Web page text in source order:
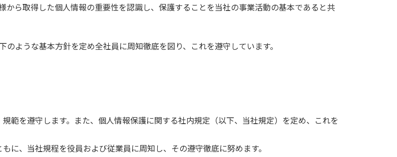
ら取得した個人情報の重要性を認識し、保護することを当社の事業活動の基本であると共
ような基本方針を定め全社員に周知徹底を図り、これを遵守しています。
範を遵守します。また、個人情報保護に関する社内規定（以下、当社規定）を定め、これを
に、当社規程を役員および従業員に周知し、その遵守徹底に努めます。